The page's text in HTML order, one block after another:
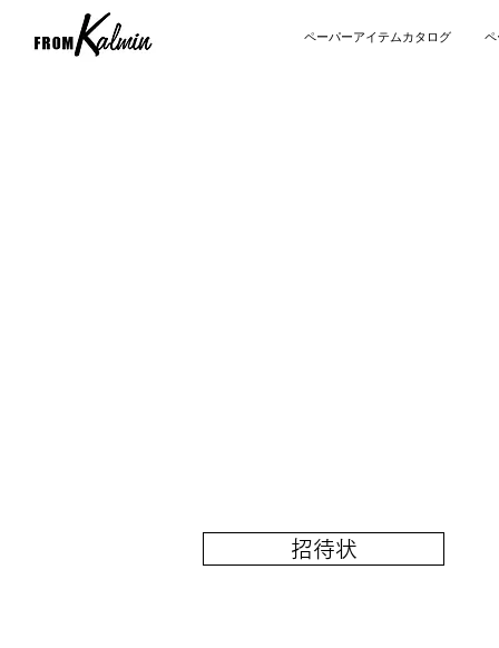
ペーパーアイテムカタログ
招待状